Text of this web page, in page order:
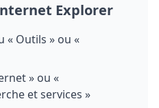
Explorer
« Outils » ou «
» ou «
et services »